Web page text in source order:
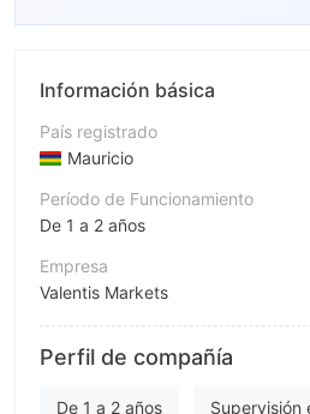
Información básica
País registrado
Mauricio
Período de Funcionamiento
De 1 a 2 años
Empresa
Valentis Markets
Abreviación
LUXREN CAPITAL
Empleado de la empresa
Perfil de compañía
De 1 a 2 años Supervisión